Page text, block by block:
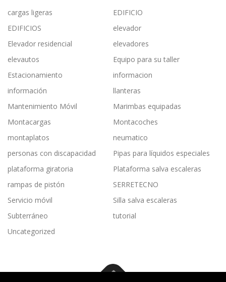
cargas ligeras
EDIFICIO
EDIFICIOS
elevador
Elevador residencial
elevadores
elevautos
Equipo para su taller
Estacionamiento
informacion
información
llanteras
Mantenimiento Móvil
Marimbas equipadas
Montacargas
Montacoches
montaplatos
neumatico
personas con discapacidad
Pipas para líquidos especiales
plataforma giratoria
Plataforma salva escaleras
rampas de pistón
SERRETECNO
Servicio móvil
Silla salva escaleras
Subterráneo
tutorial
Uncategorized